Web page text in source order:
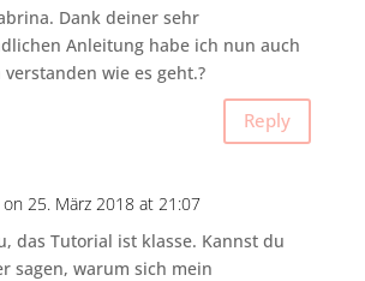
Dank deiner sehr
Anleitung habe ich nun auch
wie es geht.?
Reply
on 25. März 2018 at 21:07
das Tutorial ist klasse. Kannst du
sagen, warum sich mein